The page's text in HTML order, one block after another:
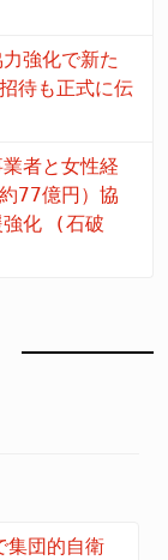
強化で新た
待も正式に伝
者と女性経
77億円）協
強化 (石破
集団的自衛